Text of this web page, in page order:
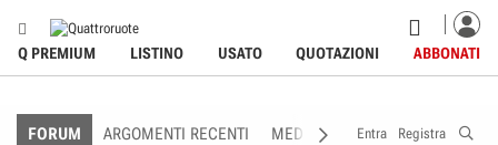
Q PREMIUM LISTINO USATO QUOTAZIONI ABBONATI
FORUM ARGOMENTI RECENTI MEDIA MEMBRI
Entra Registra